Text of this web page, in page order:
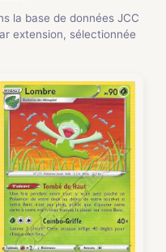
la base de données JCC
extension, sélectionnée